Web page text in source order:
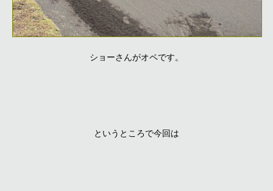
ショーさんがオペです。
というところで今回は